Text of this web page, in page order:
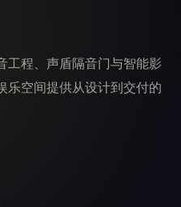
工程、声盾隔音门与智能影
乐空间提供从设计到交付的